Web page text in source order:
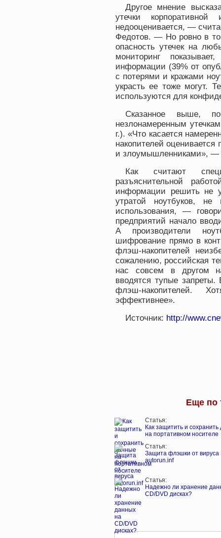
Другое мнение
утечки
недооценивается, —
Федотов. — Но ровно в
опасность утечек на
мониторинг
информации (39% от
с потерями и кражами
украсть ее тоже могут.
используются для
Сказанное выше,
незлонамеренным
г.). «Что касается
накопителей
и злоумышленниками», —
Как считают
разъяснительной
информации решить не
утратой ноутбуков,
использования, —
предприятий начало
А производители
шифрование прямо в
флэш-накопителей
сожалению, российская
нас совсем в другом
вводятся тупые
флэш-накопителей.
эффективнее».
Источник: http://
Еще по
Статья:
Как защитить и
на портативном носителе
Статья:
Защита флэшки от вируса
autorun.inf
Статья:
Надежно ли хранение
CD/DVD дисках?